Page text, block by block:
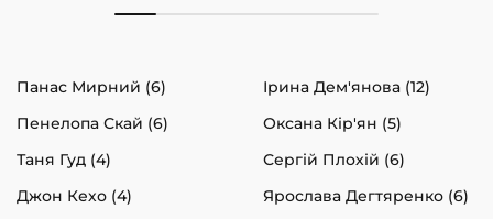
Панас Мирний (6)
Ірина Дем'янова (12)
Пенелопа Скай (6)
Оксана Кір'ян (5)
Таня Гуд (4)
Сергій Плохій (6)
Джон Кехо (4)
Ярослава Дегтяренко (6)